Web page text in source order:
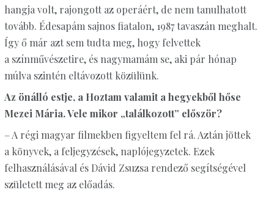
hangja volt, rajongott az operáért, de nem tanulhatott
tovább. Édesapám sajnos fiatalon, 1987 tavaszán meghalt.
Így ő már azt sem tudta meg, hogy felvettek
a színművészetire, és nagymamám se, aki pár hónap
múlva szintén eltávozott közülünk.
Az önálló estje, a Hoztam valamit a hegyekből hőse
Mezei Mária. Vele mikor „találkozott” először?
– A régi magyar filmekben figyeltem fel rá. Aztán jöttek
a könyvek, a feljegyzések, naplójegyzetek. Ezek
felhasználásával és Dávid Zsuzsa rendező segítségével
született meg az előadás.